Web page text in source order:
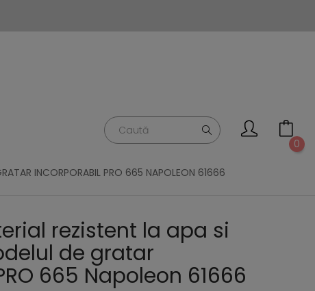
0
INCORPORABIL PRO 665 NAPOLEON 61666
rezistent la apa si
de gratar
665 Napoleon 61666